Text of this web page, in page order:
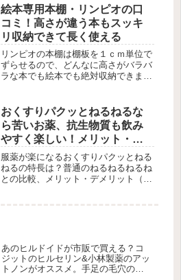
ちゃんとずっと２人きりで煮詰まって
しまったとき、アソボーノが最高！1
日フリーパスが使える平日が特にオス
スメです。
絵本専用本棚・リンピオの口
コミ！高さが違う本もスッキ
リ収納できて長く使える
リンピオの本棚は棚板を１ｃｍ単位で
ずらせるので、どんなに高さがバラバ
ラな本でも絵本でも絶対収納できま
どでも使われている本棚専門店の本棚
です。オシャレでインテリアの邪魔を
しません。
おくすりパクッとねるねるな
ら苦いお薬、抗生物質も飲み
やすく楽しい！メリット・デ
メリット・口コミ・比較
服薬が楽になるおくすりパクッとねる
ねるの特長は？普通のねるねるねるね
との比較、メリット・デメリット（残
あのヒルドイドが市販で買える？コ
ジットのヒルセリン&小林製薬のアッ
トノンがオススメ。手足の毛穴のプ